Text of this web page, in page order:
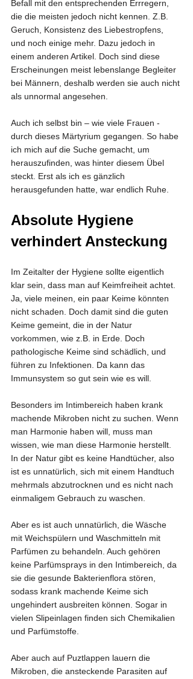
Befall mit den entsprechenden Errregern,
die die meisten jedoch nicht kennen. Z.B.
Geruch, Konsistenz des Liebestropfens,
und noch einige mehr. Dazu jedoch in
einem anderen Artikel. Doch sind diese
Erscheinungen meist lebenslange Begleiter
bei Männern, deshalb werden sie auch nicht
als unnormal angesehen.
Auch ich selbst bin – wie viele Frauen -
durch dieses Märtyrium gegangen. So habe
ich mich auf die Suche gemacht, um
herauszufinden, was hinter diesem Übel
steckt. Erst als ich es gänzlich
herausgefunden hatte, war endlich Ruhe.
Absolute Hygiene
verhindert Ansteckung
Im Zeitalter der Hygiene sollte eigentlich
klar sein, dass man auf Keimfreiheit achtet.
Ja, viele meinen, ein paar Keime könnten
nicht schaden. Doch damit sind die guten
Keime gemeint, die in der Natur
vorkommen, wie z.B. in Erde. Doch
pathologische Keime sind schädlich, und
führen zu Infektionen. Da kann das
Immunsystem so gut sein wie es will.
Besonders im Intimbereich haben krank
machende Mikroben nicht zu suchen. Wenn
man Harmonie haben will, muss man
wissen, wie man diese Harmonie herstellt.
In der Natur gibt es keine Handtücher, also
ist es unnatürlich, sich mit einem Handtuch
mehrmals abzutrocknen und es nicht nach
einmaligem Gebrauch zu waschen.
Aber es ist auch unnatürlich, die Wäsche
mit Weichspülern und Waschmitteln mit
Parfümen zu behandeln. Auch gehören
keine Parfümsprays in den Intimbereich, da
sie die gesunde Bakterienflora stören,
sodass krank machende Keime sich
ungehindert ausbreiten können. Sogar in
vielen Slipeinlagen finden sich Chemikalien
und Parfümstoffe.
Aber auch auf Puztlappen lauern die
Mikroben, die ansteckende Parasiten auf